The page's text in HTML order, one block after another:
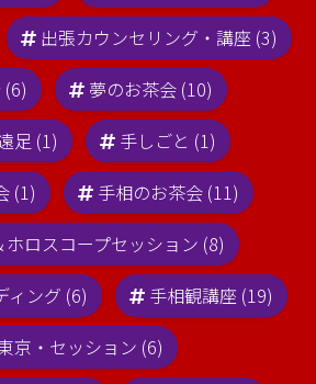
出張カウンセリング・講座 (3)
(6)
夢のお茶会 (10)
足 (1)
手しごと (1)
(1)
手相のお茶会 (11)
ホロスコープセッション (8)
ィング (6)
手相観講座 (19)
京・セッション (6)